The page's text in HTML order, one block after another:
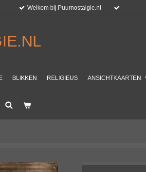
Welkom bij Puurnostalgie.nl
BLIKKEN RELIGIEUS ANSICHTKAARTEN